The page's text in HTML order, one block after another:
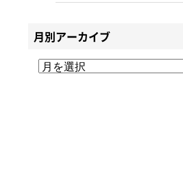
月別アーカイブ